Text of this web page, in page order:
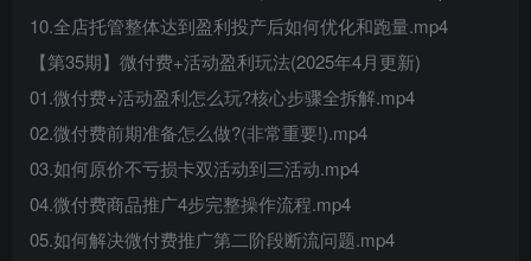
10.全店托管整体达到盈利投产后如何优化和跑量.mp4
【第35期】微付费+活动盈利玩法(2025年4月更新)
01.微付费+活动盈利怎么玩?核心步骤全拆解.mp4
02.微付费前期准备怎么做?(非常重要!).mp4
03.如何原价不亏损卡双活动到三活动.mp4
04.微付费商品推广4步完整操作流程.mp4
05.如何解决微付费推广第二阶段断流问题.mp4